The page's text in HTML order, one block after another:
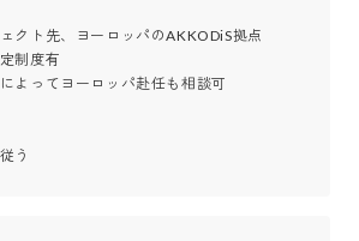
クト先、ヨーロッパのAKKODiS拠点
制度有
よってヨーロッパ赴任も相談可
う